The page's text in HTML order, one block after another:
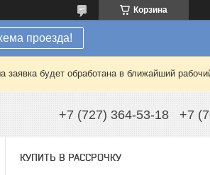
Корзина
проезда!
будет обработана в ближайший
+7 (727) 364-53-18 +7
КУПИТЬ В РАССРОЧКУ